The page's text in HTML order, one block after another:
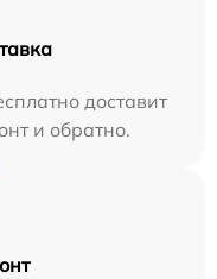
доставит
и обратно.